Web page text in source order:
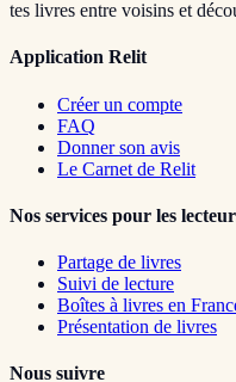
tes livres entre voisins et
Application Relit
Créer un compte
FAQ
Donner son avis
Le Carnet de Relit
Nos services pour les
Partage de livres
Suivi de lecture
Boîtes à livres en
Présentation de livres
Nous suivre